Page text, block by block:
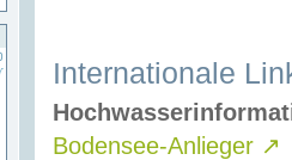
Internationale
Bodensee-Anlieger ↗